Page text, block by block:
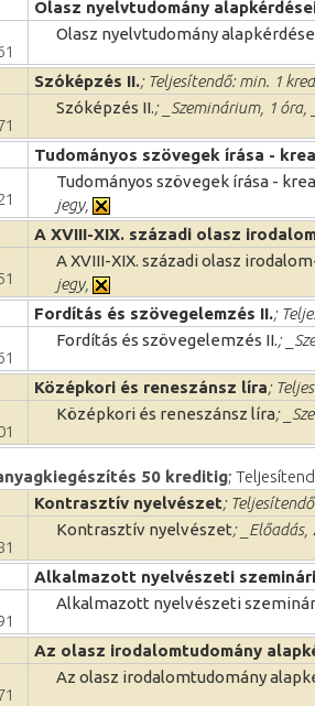
Olasz nyelvtudomány
Olasz nyelvtudomány
Szóképzés II.; Teljesítendő: min. 1
Szóképzés II.; _Szeminárium, 1
Tudományos szövegek írása -
Tudományos szövegek írása -
jegy,
A XVIII-XIX. századi olasz
A XVIII-XIX. századi olasz
jegy,
Fordítás és szövegelemzés II.;
Fordítás és szövegelemzés II.;
Középkori és reneszánsz líra;
Középkori és reneszánsz líra;
50 kreditig;
Kontrasztív nyelvészet;
Kontrasztív nyelvészet;
Alkalmazott nyelvészeti
Alkalmazott nyelvészeti
Az olasz irodalomtudomány
Az olasz irodalomtudomány